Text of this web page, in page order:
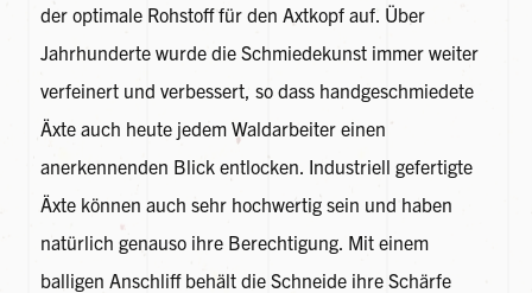
der optimale Rohstoff für den Axtkopf auf. Über
Jahrhunderte wurde die Schmiedekunst immer weiter
verfeinert und verbessert, so dass handgeschmiedete
Äxte auch heute jedem Waldarbeiter einen
anerkennenden Blick entlocken. Industriell gefertigte
Äxte können auch sehr hochwertig sein und haben
natürlich genauso ihre Berechtigung. Mit einem
balligen Anschliff behält die Schneide ihre Schärfe